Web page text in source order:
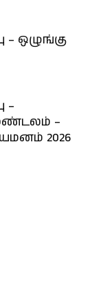
ஒழுங்கு
–
–
2026